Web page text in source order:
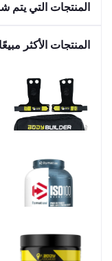
المنتجات التي يتم
المنتجات الأكثر مبيعًا